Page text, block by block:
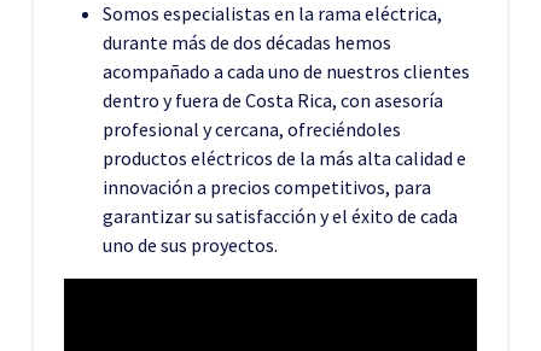
Somos especialistas en la rama eléctrica,
durante más de dos décadas hemos
acompañado a cada uno de nuestros clientes
dentro y fuera de Costa Rica, con asesoría
profesional y cercana, ofreciéndoles
productos eléctricos de la más alta calidad e
innovación a precios competitivos, para
garantizar su satisfacción y el éxito de cada
uno de sus proyectos.